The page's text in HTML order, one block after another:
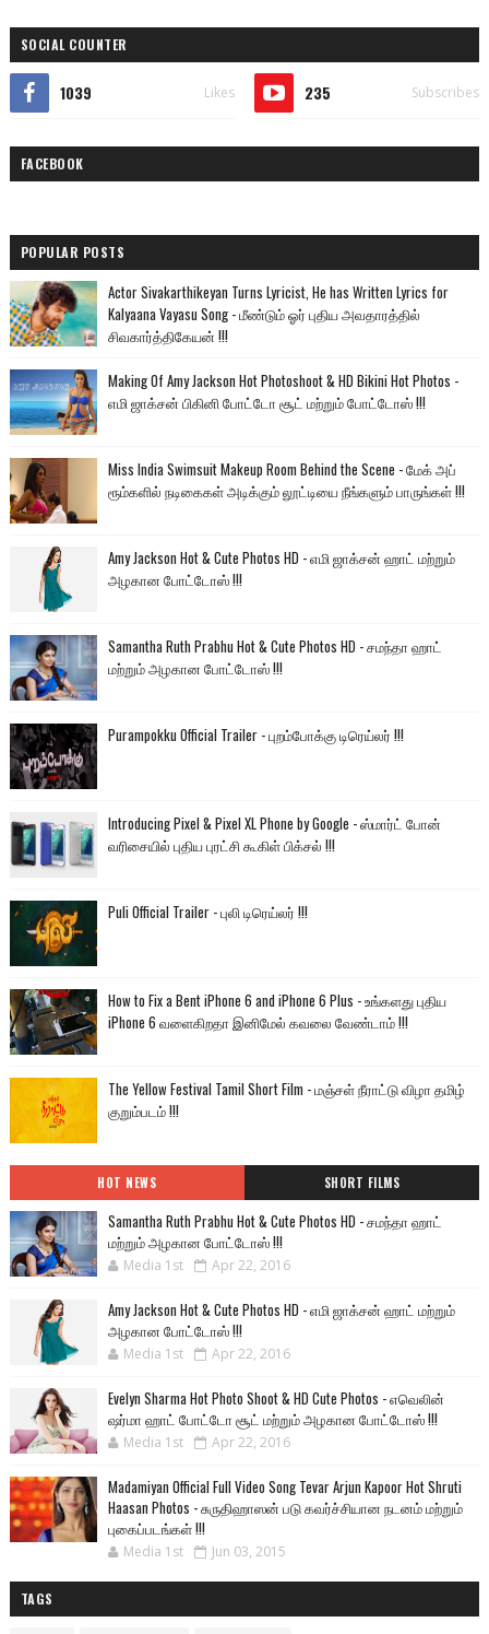
SOCIAL COUNTER
1039 Likes 235 Subscribes
FACEBOOK
POPULAR POSTS
Actor Sivakarthikeyan Turns Lyricist, He has Written Lyrics for
Kalyaana Vayasu Song - மீண்டும் ஓர் புதிய அவதாரத்தில்
சிவகார்த்திகேயன் !!!
Making Of Amy Jackson Hot Photoshoot & HD Bikini Hot Photos -
எமி ஜாக்சன் பிகினி போட்டோ சூட் மற்றும் போட்டோஸ் !!!
Miss India Swimsuit Makeup Room Behind the Scene - மேக் அப்
ரூம்களில் நடிகைகள் அடிக்கும் லூட்டியை நீங்களும் பாருங்கள் !!!
Amy Jackson Hot & Cute Photos HD - எமி ஜாக்சன் ஹாட் மற்றும்
அழகான போட்டோஸ் !!!
Samantha Ruth Prabhu Hot & Cute Photos HD - சமந்தா ஹாட்
மற்றும் அழகான போட்டோஸ் !!!
Purampokku Official Trailer - புறம்போக்கு டிரெய்லர் !!!
Introducing Pixel & Pixel XL Phone by Google - ஸ்மார்ட் போன்
வரிசையில் புதிய புரட்சி கூகிள் பிக்சல் !!!
Puli Official Trailer - புலி டிரெய்லர் !!!
How to Fix a Bent iPhone 6 and iPhone 6 Plus - உங்களது புதிய
iPhone 6 வளைகிறதா இனிமேல் கவலை வேண்டாம் !!!
The Yellow Festival Tamil Short Film - மஞ்சள் நீராட்டு விழா தமிழ்
குறும்படம் !!!
HOT NEWS SHORT FILMS
Samantha Ruth Prabhu Hot & Cute Photos HD - சமந்தா ஹாட்
மற்றும் அழகான போட்டோஸ் !!!
Media 1st Apr 22, 2016
Amy Jackson Hot & Cute Photos HD - எமி ஜாக்சன் ஹாட் மற்றும்
அழகான போட்டோஸ் !!!
Media 1st Apr 22, 2016
Evelyn Sharma Hot Photo Shoot & HD Cute Photos - எவெலின்
ஷர்மா ஹாட் போட்டோ சூட் மற்றும் அழகான போட்டோஸ் !!!
Media 1st Apr 22, 2016
Madamiyan Official Full Video Song Tevar Arjun Kapoor Hot Shruti
Haasan Photos - சுருதிஹாஸன் படு கவர்ச்சியான நடனம் மற்றும்
புகைப்படங்கள் !!!
Media 1st Jun 03, 2015
TAGS